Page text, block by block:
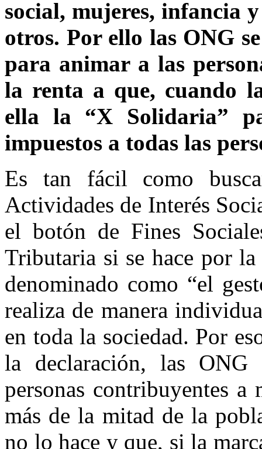
social, mujeres, infancia
otros. Por ello las ONG
para animar a las
la renta a que, cuando
ella la “X Solidaria”
impuestos a todas las
Es tan fácil como
Actividades de Interés
el botón de Fines
Tributaria si se hace por
denominado como “el
realiza de manera
en toda la sociedad. Por
la declaración, las ONG
personas contribuyentes a
más de la mitad de la
no lo hace y que, si la